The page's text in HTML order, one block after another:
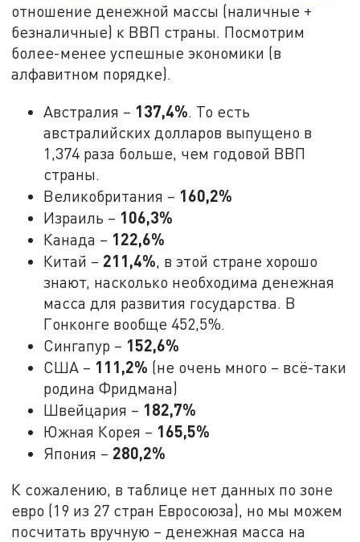
отношение денежной массы (наличные +
безналичные) к ВВП страны. Посмотрим
более-менее успешные экономики (в
алфавитном порядке).
Австралия – 137,4%. То есть
австралийских долларов выпущено в
1,374 раза больше, чем годовой ВВП
страны.
Великобритания – 160,2%
Израиль – 106,3%
Канада – 122,6%
Китай – 211,4%, в этой стране хорошо
знают, насколько необходима денежная
масса для развития государства. В
Гонконге вообще 452,5%.
Сингапур – 152,6%
США – 111,2% (не очень много – всё-таки
родина Фридмана)
Швейцария – 182,7%
Южная Корея – 165,5%
Япония – 280,2%
К сожалению, в таблице нет данных по зоне
евро (19 из 27 стран Евросоюза), но мы можем
посчитать вручную – денежная масса на